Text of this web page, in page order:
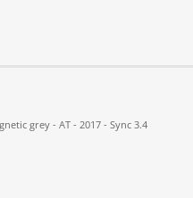
grey - AT - 2017 - Sync 3.4